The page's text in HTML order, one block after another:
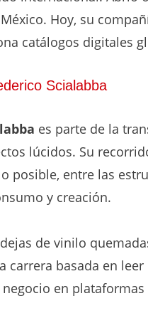
Hoy, su
catálogos digitales
Scialabba
es parte de la
lúcidos. Su
posible, entre las
y creación.
de vinilo
carrera basada en
en plataformas